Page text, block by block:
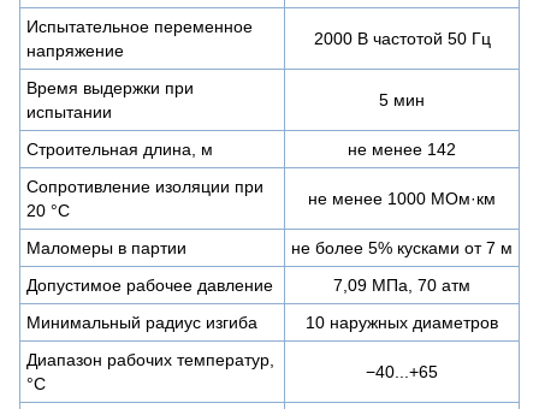
Испытательное переменное
напряжение
2000 В частотой 50 Гц
Время выдержки при
испытании
5 мин
Строительная длина, м
не менее 142
Сопротивление изоляции при
20 °С
не менее 1000 МОм·км
Маломеры в партии
не более 5% кусками от 7 м
Допустимое рабочее давление
7,09 МПа, 70 атм
Минимальный радиус изгиба
10 наружных диаметров
Диапазон рабочих температур,
°C
−40...+65